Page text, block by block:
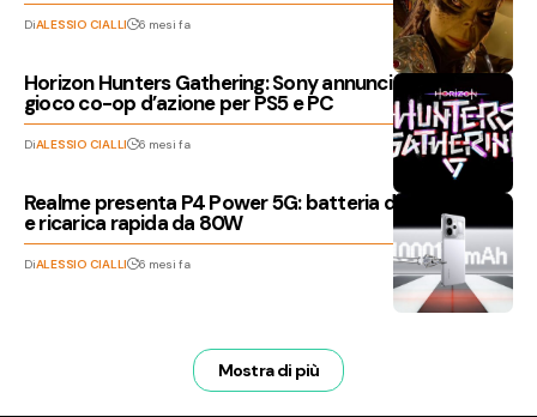
DiALESSIO CIALLI 6 mesi fa
Horizon Hunters Gathering: Sony annuncia un nuovo
gioco co-op d’azione per PS5 e PC
DiALESSIO CIALLI 6 mesi fa
Realme presenta P4 Power 5G: batteria da 10001 mAh
e ricarica rapida da 80W
DiALESSIO CIALLI 6 mesi fa
Mostra di più